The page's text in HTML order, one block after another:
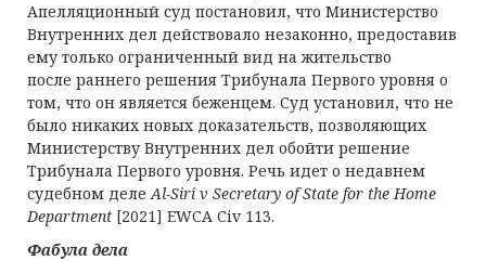
Апелляционный суд постановил, что Министерство
Внутренних дел действовало незаконно, предоставив
ему только ограниченный вид на жительство
после раннего решения Трибунала Первого уровня о
том, что он является беженцем. Суд установил, что не
было никаких новых доказательств, позволяющих
Министерству Внутренних дел обойти решение
Трибунала Первого уровня. Речь идет о недавнем
судебном делеAl-Siri v Secretary of State for the Home
Department [2021] EWCA Civ 113.
Фабула дела